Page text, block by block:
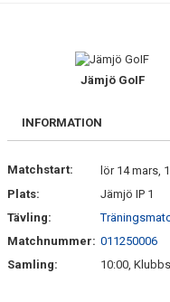
DOKUMENT
Jämjö GoIF
INFORMATION
Matchstart:
lör 14 mars,
Plats:
Jämjö IP 1
Tävling:
Matchnummer: 011250006
Samling:
10:00,